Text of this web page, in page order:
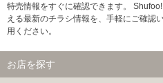
特売情報をすぐに確認できます。
える最新のチラシ情報を、手軽にご確認
用ください。
お店を探す